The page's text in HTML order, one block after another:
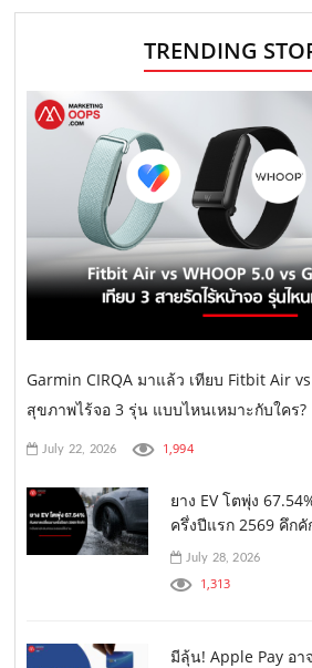
TRENDING
Garmin CIRQA มาแล้ว เทียบ Fitbit Air
สุขภาพไร้จอ 3 รุ่น แบบไหนเหมาะกับใคร?
July 22, 2026 1,994
ยาง EV โตพุ่ง
ครึ่งปีแรก 2569 คึก
July 28, 2026
1,313
มีลุ้น! Apple Pay อา